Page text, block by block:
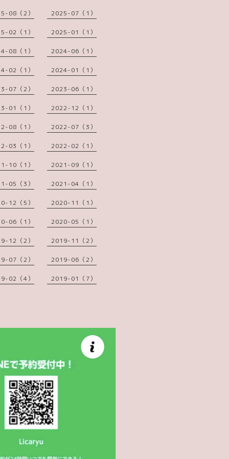
08（2） 2025-07（1）
02（1） 2025-01（1）
08（1） 2024-06（1）
02（1） 2024-01（1）
07（2） 2023-06（1）
01（1） 2022-12（1）
08（1） 2022-07（3）
03（1） 2022-02（1）
10（1） 2021-09（1）
05（3） 2021-04（1）
12（5） 2020-11（1）
06（1） 2020-05（1）
12（2） 2019-11（2）
07（2） 2019-06（2）
02（4） 2019-01（7）